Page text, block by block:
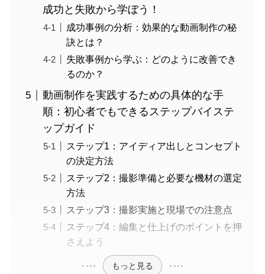
成功と失敗から学ぼう！
成功事例の分析：効果的な動画制作の秘
訣とは？
失敗事例から学ぶ：どのように改善でき
るのか？
動画制作を実践するための具体的な手
順：初心者でもできるステップバイステ
ップガイド
ステップ1：アイディア出しとコンセプト
の決定方法
ステップ2：撮影準備と必要な機材の選定
方法
ステップ3：撮影実施と現場での注意点
ステップ4：編集と仕上げのポイントを押
さえよう
もっと見る